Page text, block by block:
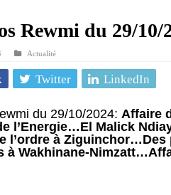
Rewmi du 29/10/
Actualité
Twitter LinkedIn
du 29/10/2024: Affaire
l’Energie…El Malick
l’ordre à
à Wakhinane-